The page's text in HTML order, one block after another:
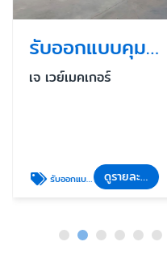
รับออกแบบคุมงานก่อสร้างอาคารสูง
เจ เวย์เมคเกอร์
รับออกแบบคุมงานก่อสร้างอาคารสูง ดูรายละเอียด